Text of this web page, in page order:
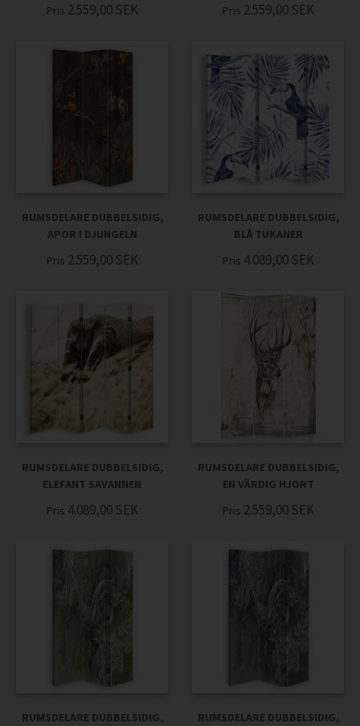
Pris 2.559,00 SEK
Pris 2.559,00 SEK
RUMSDELARE DUBBELSIDIG,
APOR I DJUNGELN
Pris 2.559,00 SEK
RUMSDELARE DUBBELSIDIG,
BLÅ TUKANER
Pris 4.089,00 SEK
RUMSDELARE DUBBELSIDIG,
ELEFANT SAVANNEN
Pris 4.089,00 SEK
RUMSDELARE DUBBELSIDIG,
EN VÄRDIG HJORT
Pris 2.559,00 SEK
RUMSDELARE DUBBELSIDIG,
RUMSDELARE DUBBELSIDIG,